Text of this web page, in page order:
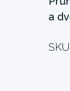
a
SKU